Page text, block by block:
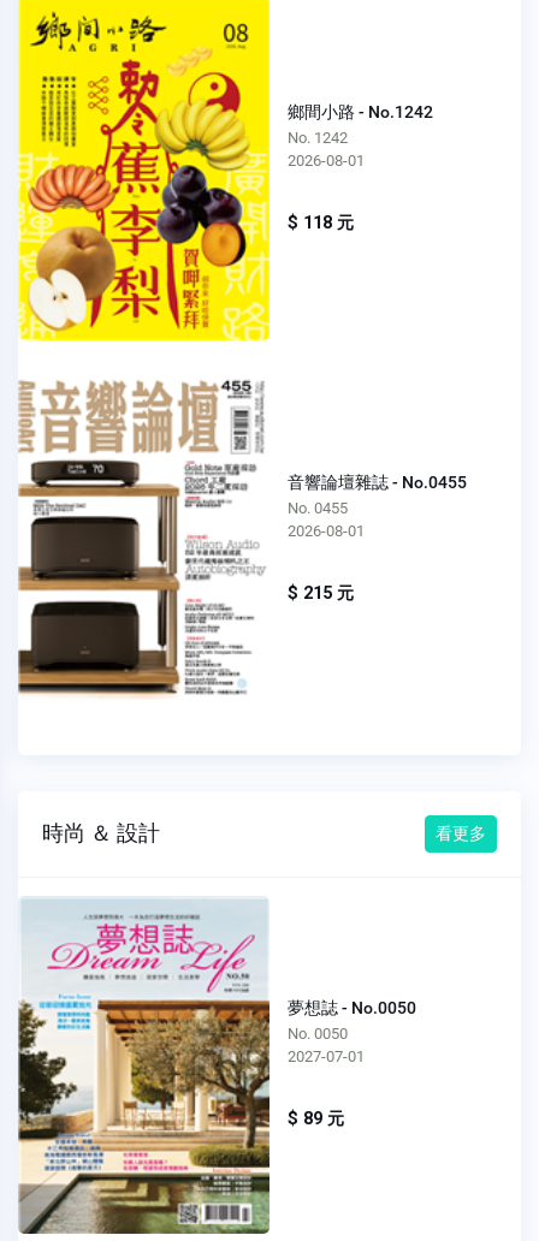
鄉間小路 - No.1242
No. 1242
2026-08-01
$ 118 元
音響論壇雜誌 - No.0455
No. 0455
2026-08-01
$ 215 元
時尚 ＆ 設計 看更多
夢想誌 - No.0050
No. 0050
2027-07-01
$ 89 元